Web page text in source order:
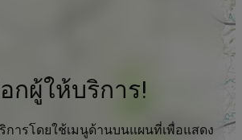
อกผู้ให้บริการ!
การโดยใช้เมนูด้านบนแผนที่เพื่อแสดง